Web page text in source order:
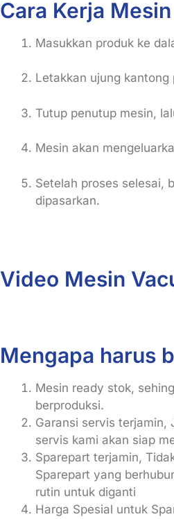
Cara Kerja Mesin
Masukkan produk ke
Letakkan ujung kantong
Tutup penutup mesin,
Mesin akan
Setelah proses selesai,
dipasarkan.
Video Mesin
Mengapa harus
Mesin ready stok,
berproduksi.
Garansi servis terjamin,
servis kami akan siap
Sparepart terjamin,
Sparepart yang
rutin untuk diganti
Harga Spesial untuk